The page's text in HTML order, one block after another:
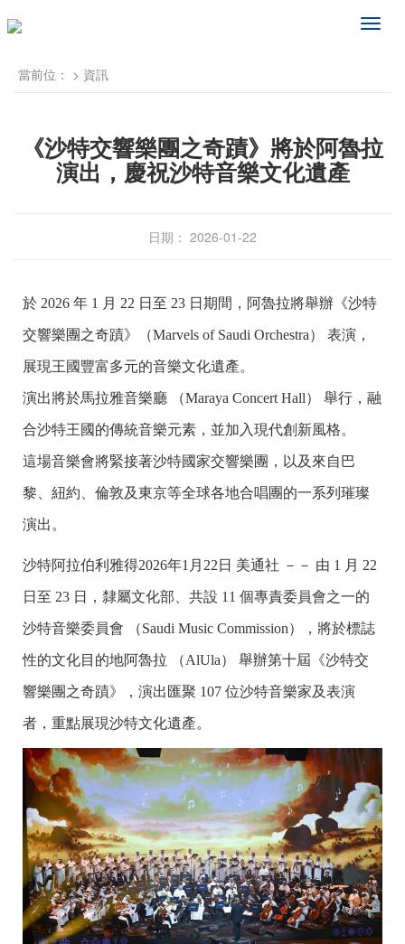
频
當前位： > 資訊
《沙特交響樂團之奇蹟》將於阿魯拉
演出，慶祝沙特音樂文化遺產
日期： 2026-01-22
於 2026 年 1 月 22 日至 23 日期間，阿魯拉將舉辦《沙特
交響樂團之奇蹟》（Marvels of Saudi Orchestra） 表演，
展現王國豐富多元的音樂文化遺產。
演出將於馬拉雅音樂廳 （Maraya Concert Hall） 舉行，融
合沙特王國的傳統音樂元素，並加入現代創新風格。
這場音樂會將緊接著沙特國家交響樂團，以及來自巴
黎、紐約、倫敦及東京等全球各地合唱團的一系列璀璨
演出。
沙特阿拉伯利雅得2026年1月22日 美通社 －－ 由 1 月 22
日至 23 日，隸屬文化部、共設 11 個專責委員會之一的
沙特音樂委員會 （Saudi Music Commission），將於標誌
性的文化目的地阿魯拉 （AlUla） 舉辦第十屆《沙特交
響樂團之奇蹟》，演出匯聚 107 位沙特音樂家及表演
者，重點展現沙特文化遺產。